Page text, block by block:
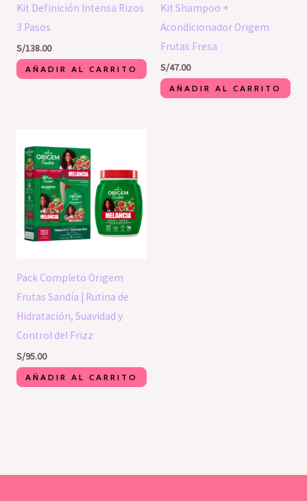
Kit Definición Intensa Rizos
3 Pasos
S/138.00
AÑADIR AL CARRITO
Kit Shampoo +
Acondicionador Origem
Frutas Fresa
S/47.00
AÑADIR AL CARRITO
Pack Completo Origem
Frutas Sandía | Rutina de
Hidratación, Suavidad y
Control del Frizz
S/95.00
AÑADIR AL CARRITO